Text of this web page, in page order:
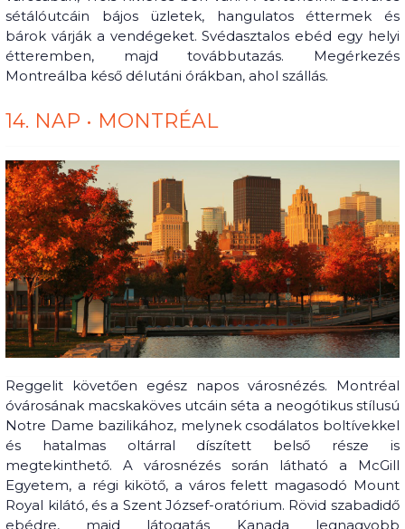
sétálóutcáin bájos üzletek, hangulatos éttermek és
bárok várják a vendégeket. Svédasztalos ebéd egy helyi
étteremben, majd továbbutazás. Megérkezés
Montreálba késő délutáni órákban, ahol szállás.
14. NAP • MONTRÉAL
Reggelit követően egész napos városnézés. Montréal
óvárosának macskaköves utcáin séta a neogótikus stílusú
Notre Dame bazilikához, melynek csodálatos boltívekkel
és hatalmas oltárral díszített belső része is
megtekinthető. A városnézés során látható a McGill
Egyetem, a régi kikötő, a város felett magasodó Mount
Royal kilátó, és a Szent József-oratórium. Rövid szabadidő
ebédre, majd látogatás Kanada legnagyobb